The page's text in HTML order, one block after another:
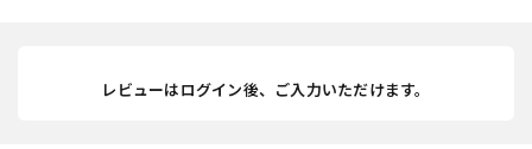
レビューはログイン後、ご入力いただけます。